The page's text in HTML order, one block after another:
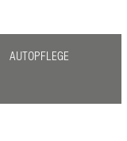
AUTOPFLEGE